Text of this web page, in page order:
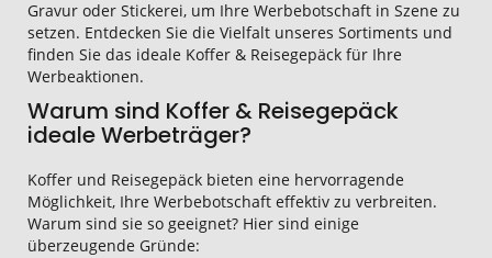
Gravur oder Stickerei, um Ihre Werbebotschaft in Szene zu
setzen. Entdecken Sie die Vielfalt unseres Sortiments und
finden Sie das ideale Koffer & Reisegepäck für Ihre
Werbeaktionen.
Warum sind Koffer & Reisegepäck
ideale Werbeträger?
Koffer und Reisegepäck bieten eine hervorragende
Möglichkeit, Ihre Werbebotschaft effektiv zu verbreiten.
Warum sind sie so geeignet? Hier sind einige
überzeugende Gründe: